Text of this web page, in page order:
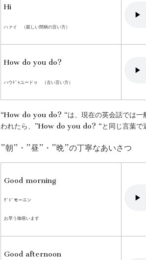
Hi
ハァイ （親しい間柄の言い方）
How do you do?
ハウﾄﾞｩユードゥ （古い言い方）
“How do you do? “は、現在の英会話では一
われたら、”How do you do? “と同じ言葉で
”朝”・”昼”・”晩”の丁寧なあいさつ
Good morning
ｸﾞﾄﾞモーニン
お早う御座います
Good afternoon